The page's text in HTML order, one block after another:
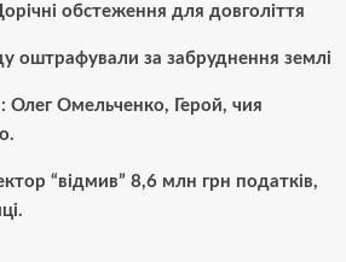
обстеження для довголіття
оштрафували за забруднення землі
Олег Омельченко, Герой, чия
“відмив” 8,6 млн грн податків,